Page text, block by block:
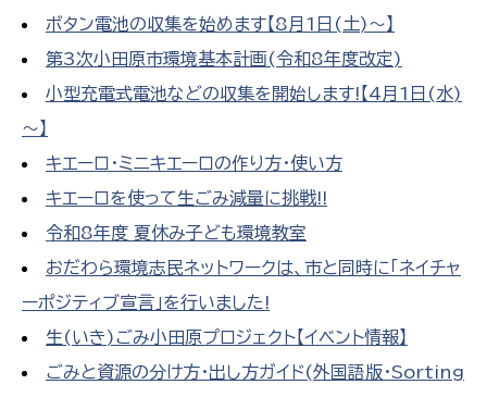
ボタン電池の収集を始めます【8月1日(土)～】
第3次小田原市環境基本計画(令和8年度改定)
小型充電式電池などの収集を開始します!【4月1日(水)
～】
キエーロ・ミニキエーロの作り方・使い方
キエーロを使って生ごみ減量に挑戦!!
令和8年度 夏休み子ども環境教室
おだわら環境志民ネットワークは、市と同時に「ネイチャ
ーポジティブ宣言」を行いました!
生(いき)ごみ小田原プロジェクト【イベント情報】
ごみと資源の分け方・出し方ガイド(外国語版・Sorting